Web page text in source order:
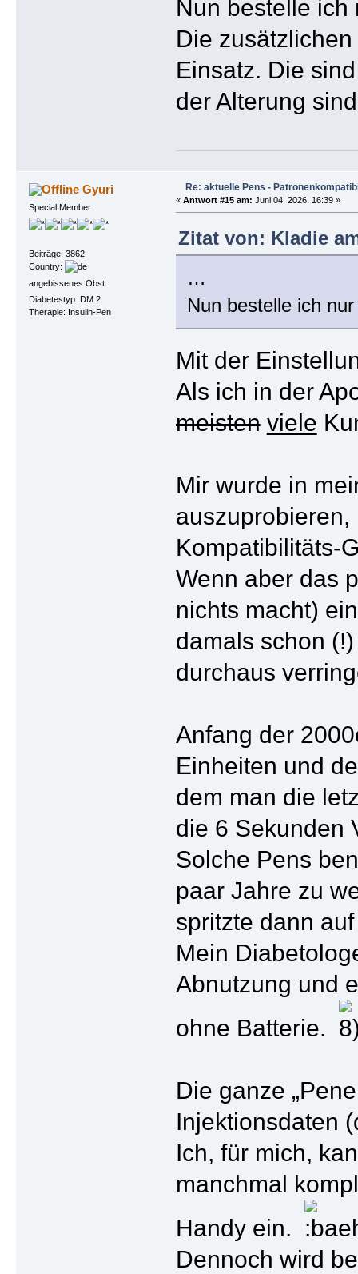
Nun bestelle
Die
Einsatz. Die
der Alterung
Gyuri
Special Member
Beiträge: 3862
Country:
angebissenes Obst
Diabetestyp: DM 2
Therapie: Insulin-Pen
Re: aktuelle Pens -
« Antwort #15 am: Juni 04, 2026, 16:39 »
Zitat von: Kladie
…
Nun bestelle ich
Mit der
Als ich in der
meisten viele
Mir wurde in
Kompatibilitäts-
Wenn aber das
nichts macht)
damals schon
durchaus
Anfang der
Einheiten und
dem man die
die 6 Sekunden
Solche Pens
paar Jahre zu
spritzte dann
Mein
Abnutzung und
ohne Batterie.
Die ganze
Injektionsdaten
Ich, für mich,
manchmal
Handy ein.
Dennoch wird